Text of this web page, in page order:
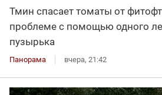
Тмин спасает томаты от
проблеме с помощью одного
пузырька
Панорама вчера, 21:42